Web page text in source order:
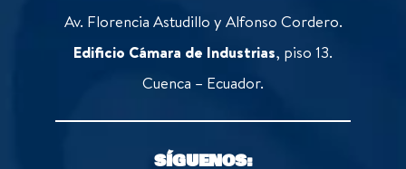
Av. Florencia Astudillo y Alfonso Cordero.
Edificio Cámara de Industrias, piso 13.
Cuenca – Ecuador.
SÍGUENOS: